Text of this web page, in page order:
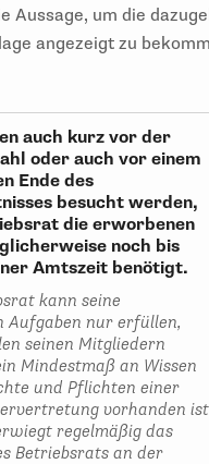
Aussage, um die
angezeigt zu
auch kurz vor der
oder auch vor einem
Ende des
besucht werden,
die erworbenen
noch bis
Amtszeit benötigt.
kann seine
Aufgaben nur erfüllen,
seinen Mitgliedern
Mindestmaß an Wissen
und Pflichten einer
vorhanden
regelmäßig das
Betriebsrats an der